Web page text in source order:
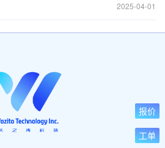
04-01
2025
需要增加。关键不是选贵或选便宜，而是根据
报价
工单